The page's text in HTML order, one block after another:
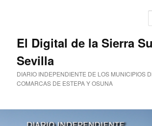
El Digital de la Sierra
Sevilla
DIARIO INDEPENDIENTE DE LOS MUNICIPIOS
COMARCAS DE ESTEPA Y OSUNA